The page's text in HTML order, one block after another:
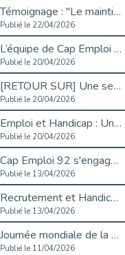
Témoignage : "Le maintien en emploi est un investissement, pas une contrainte."
Publié le 22/04/2026
L’équipe de Cap Emploi 92 s’agrandit : Bienvenue à Charmila, Khoudia et Fadila !
Publié le 20/04/2026
[RETOUR SUR] Une session de recrutement inclusive réussie à Asnières !
Publié le 20/04/2026
Emploi et Handicap : Une alliance de style entre Cap Emploi 92 et La Cravate Solidaire
Publié le 20/04/2026
Cap Emploi 92 s'engage pour la santé mentale : La formation PSSM au cœur de l'accompagnement
Publié le 13/04/2026
Recrutement et Handicap : Et si vous testiez avant de vous engager ?
Publié le 13/04/2026
Journée mondiale de la maladie de Parkinson : Mieux comprendre pour mieux accompagner
Publié le 11/04/2026